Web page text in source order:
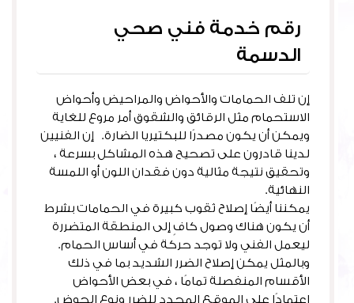
رقم خدمة فني صحي
الدسمة
إن تلف الحمامات والأحواض والمراحيض وأحواض
الاستحمام مثل الرقائق والشقوق أمر مروع للغاية
ويمكن أن يكون مصدرًا للبكتيريا الضارة. إن الفنيين
لدينا قادرون على تصحيح هذه المشاكل بسرعة ،
وتحقيق نتيجة مثالية دون فقدان اللون أو اللمسة
النهائية.
يمكننا أيضًا إصلاح ثقوب كبيرة في الحمامات بشرط
أن يكون هناك وصول كافٍ إلى المنطقة المتضررة
ليعمل الفني ولا توجد حركة في أساس الحمام.
وبالمثل يمكن إصلاح الضرر الشديد بما في ذلك
الأقسام المنفصلة تمامًا ، في بعض الأحواض